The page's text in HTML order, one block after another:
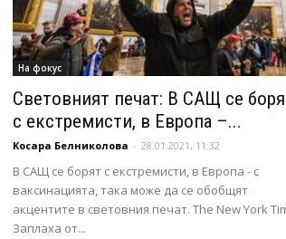
На фокус
Световният печат: В САЩ се
с екстремисти, в Европа –...
Косара Белниколова - 28.01.2021, 11:32
В САЩ се борят с екстремисти, в Европа - с
ваксинацията, така може да се обобщят
акцентите в световния печат. The New York
Заплаха от...